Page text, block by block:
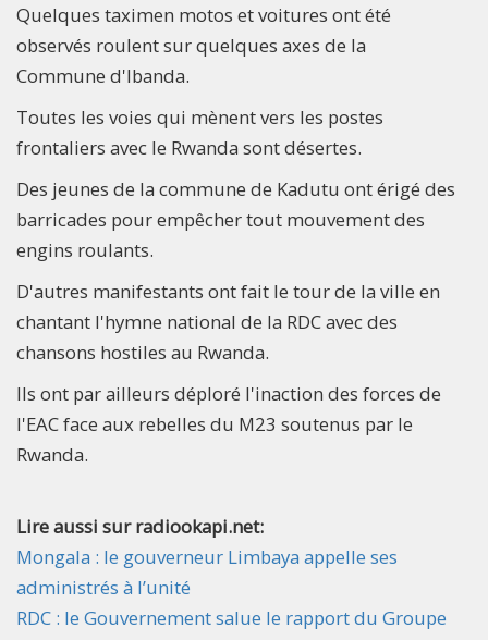
Quelques taximen motos et voitures ont été
observés roulent sur quelques axes de la
Commune d'Ibanda.
Toutes les voies qui mènent vers les postes
frontaliers avec le Rwanda sont désertes.
Des jeunes de la commune de Kadutu ont érigé des
barricades pour empêcher tout mouvement des
engins roulants.
D'autres manifestants ont fait le tour de la ville en
chantant l'hymne national de la RDC avec des
chansons hostiles au Rwanda.
Ils ont par ailleurs déploré l'inaction des forces de
l'EAC face aux rebelles du M23 soutenus par le
Rwanda.
Lire aussi sur radiookapi.net:
Mongala : le gouverneur Limbaya appelle ses
administrés à l’unité
RDC : le Gouvernement salue le rapport du Groupe